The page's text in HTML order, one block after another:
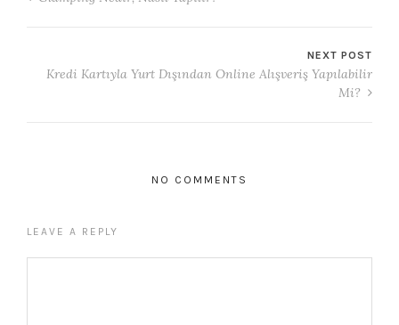
NEXT POST
Kredi Kartıyla Yurt Dışından Online Alışveriş Yapılabilir
Mi?
NO COMMENTS
LEAVE A REPLY